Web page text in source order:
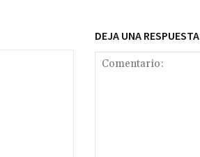
DEJA UNA RESPUESTA